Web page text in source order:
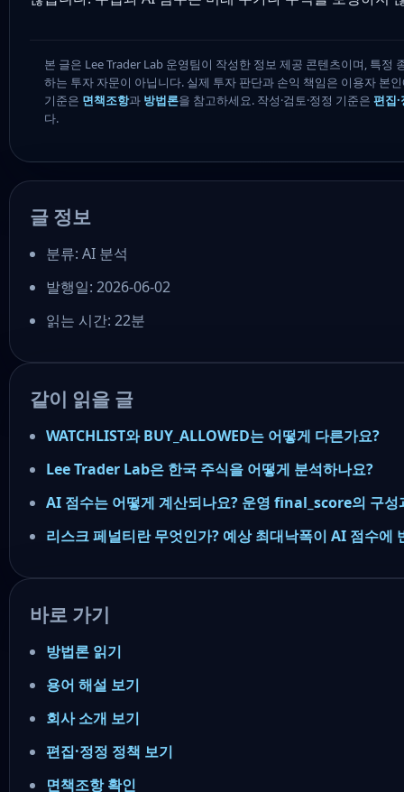
본 글은 Lee Trader Lab 운영팀이 작성한 정보 제공 콘텐츠이며, 특정
하는 투자 자문이 아닙니다. 실제 투자 판단과 손익 책임은 이용자 본
기준은 면책조항과 방법론을 참고하세요. 작성·검토·정정 기준은 편집
다.
글 정보
분류: AI 분석
발행일: 2026-06-02
읽는 시간: 22분
같이 읽을 글
WATCHLIST와 BUY_ALLOWED는 어떻게 다른가요?
Lee Trader Lab은 한국 주식을 어떻게 분석하나요?
AI 점수는 어떻게 계산되나요? 운영 final_score의 구성
리스크 페널티란 무엇인가? 예상 최대낙폭이 AI 점수에
바로 가기
방법론 읽기
용어 해설 보기
회사 소개 보기
편집·정정 정책 보기
면책조항 확인